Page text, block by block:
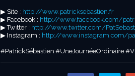
▶︎ Site : http://www.patricksebastien.fr
▶︎ Facebook : http://www.facebook.com/
▶︎ Twitter : http://www.twitter.com/
▶︎ Instagram : http://www.instagram.com/
#PatrickSébastien #UneJournéeOrdinaire